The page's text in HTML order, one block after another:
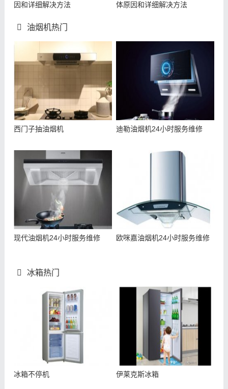
因和详细解决方法
体原因和详细解决方法
油烟机热门
西门子抽油烟机 迪勒油烟机24小时服务维修
现代油烟机24小时服务维修 欧咪嘉油烟机24小时服务维修
冰箱热门
冰箱不停机 伊莱克斯冰箱